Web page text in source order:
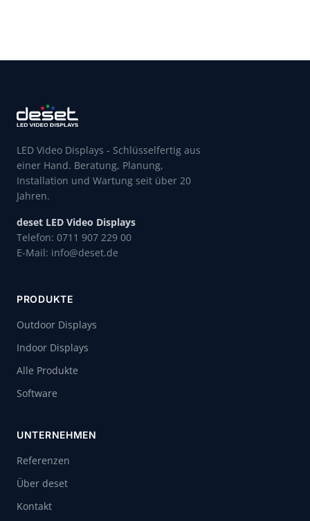
LED Video Displays - Schlüsselfertig aus
einer Hand. Beratung, Planung,
Installation und Wartung seit über 20
Jahren.
deset LED Video Displays
Telefon: 0711 907 229 00
E-Mail: info@deset.de
PRODUKTE
Outdoor Displays
Indoor Displays
Alle Produkte
Software
UNTERNEHMEN
Referenzen
Über deset
Kontakt